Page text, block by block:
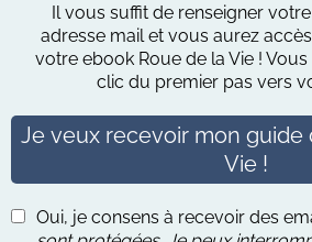
Il vous suffit de renseigner
adresse mail et vous aurez
votre ebook Roue de la Vie !
clic du premier pas vers
Je veux recevoir mon guide
Vie !
Oui, je consens à recevoir des